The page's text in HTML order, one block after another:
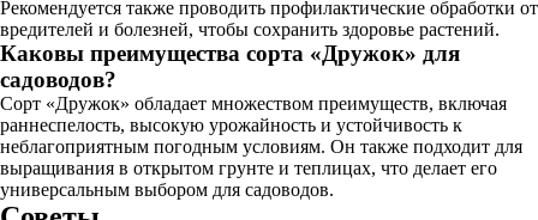
Рекомендуется также проводить профилактические обработки от
вредителей и болезней, чтобы сохранить здоровье растений.
Каковы преимущества сорта «Дружок» для
садоводов?
Сорт «Дружок» обладает множеством преимуществ, включая
раннеспелость, высокую урожайность и устойчивость к
неблагоприятным погодным условиям. Он также подходит для
выращивания в открытом грунте и теплицах, что делает его
универсальным выбором для садоводов.